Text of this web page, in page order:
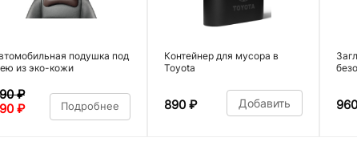
подушка под
из эко-кожи
₽
₽ Подробнее
Контейнер для мусора в
Toyota
890 ₽ Добавить 960